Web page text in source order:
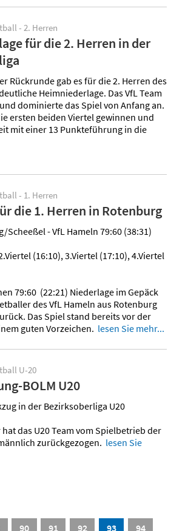
- 2. Herren
für die 2. Herren in der
Rückrunde gab es für die 2. Herren des
Heimniederlage. Das VfL Team
dominierte das Spiel von Anfang an.
ersten beiden Viertel gewinnen und
mit einer 13 Punkteführung in die
- 1. Herren
die 1. Herren in Rotenburg
Scheeßel - VfL Hameln 79:60 (38:31)
(16:10), 3.Viertel (17:10), 4.Viertel
79:60 (22:21) Niederlage im Gepäck
des VfL Hameln aus Rotenburg
Das Spiel stand bereits vor der
guten Vorzeichen. lesen Sie mehr...
U-20
BOLM U20
in der Bezirksoberliga U20
hat das U20 Team vom Spielbetrieb der
zurückgezogen. lesen Sie
90 91 92 93 94